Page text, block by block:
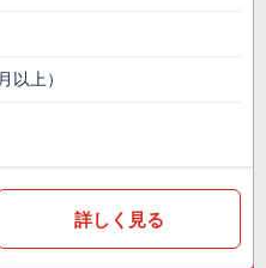
以上）
詳しく見る